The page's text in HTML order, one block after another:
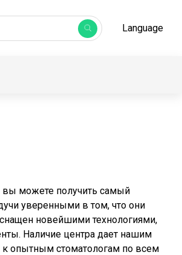
Language
вы можете получить самый
уверенными в том, что они
новейшими технологиями,
Наличие центра дает нашим
к опытным стоматологам по всем